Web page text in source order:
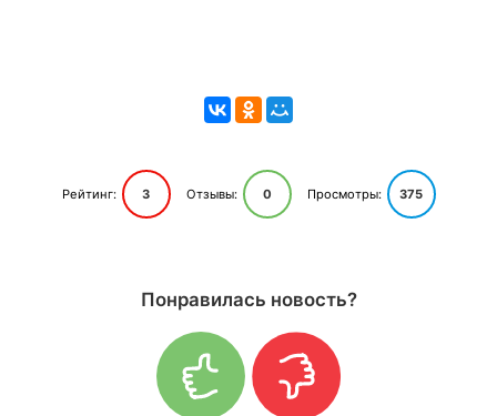
Рейтинг: 3 Отзывы: 0 Просмотры: 375
Понравилась новость?